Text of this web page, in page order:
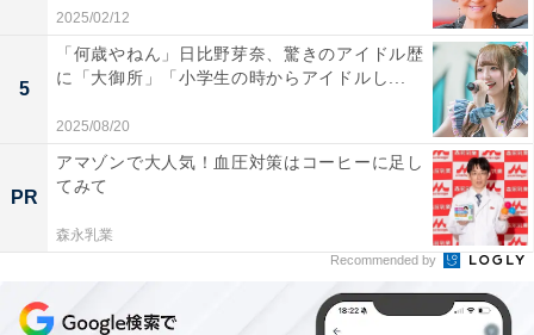
2025/02/12
5
「何歳やねん」日比野芽奈、驚きのアイドル歴
に「大御所」「小学生の時からアイドルし...
2025/08/20
PR
アマゾンで大人気！血圧対策はコーヒーに足し
てみて
森永乳業
Recommended by